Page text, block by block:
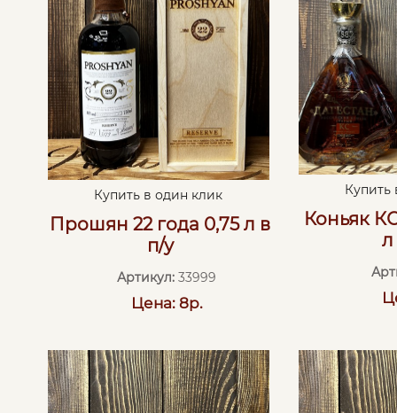
Купить в один клик
Прошян 22 года 0,75 л в
п/у
Артикул: 33999
Цена: 8р.
Купить
Коньяк
л